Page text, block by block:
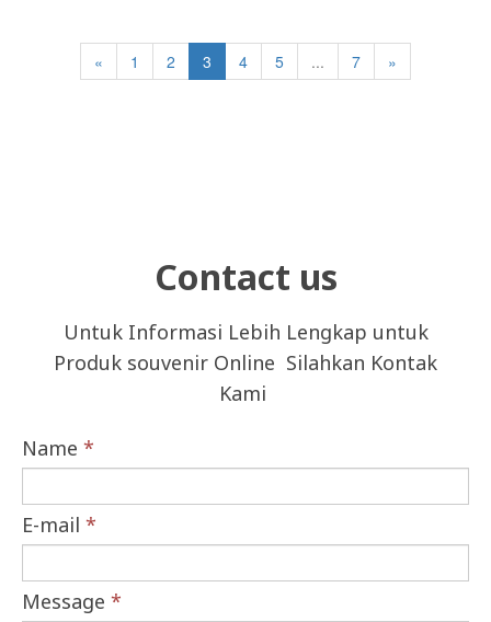
« 1 2 3 4 5 ... 7 »
Contact us
Untuk Informasi Lebih Lengkap untuk
Produk souvenir Online Silahkan Kontak
Kami
Name *
E-mail *
Message *